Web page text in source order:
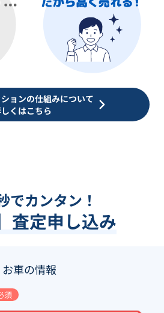
ョンの仕組みについて
くはこちら
でカンタン！
査定申し込み
お車の情報
須